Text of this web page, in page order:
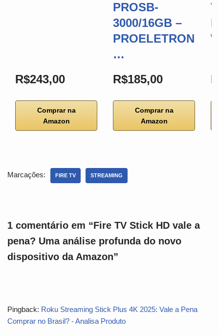
R$243,00
Comprar na
Amazon
PROSB-
3000/16GB –
PROELETRON
…
R$185,00
Comprar na
Amazon
Marcações: FIRE TV STREAMING
1 comentário em “Fire TV Stick HD vale a
pena? Uma análise profunda do novo
dispositivo da Amazon”
Pingback: Roku Streaming Stick Plus 4K 2025: Vale a Pena
Comprar no Brasil? - Analisa Produto